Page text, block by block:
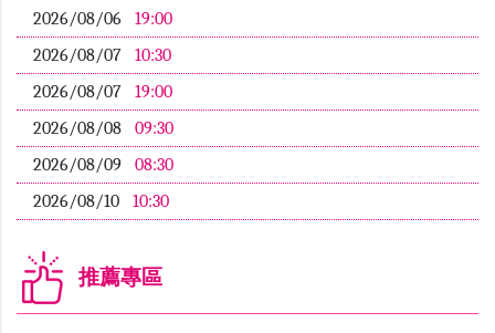
2026/08/06
19:00
2026/08/07
10:30
2026/08/07
19:00
2026/08/08
09:30
2026/08/09
08:30
2026/08/10
10:30
推薦專區